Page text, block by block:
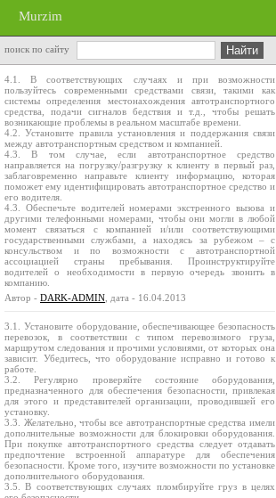
Murzim
поиск по сайту
4.1. В соответствующих случаях и при возможности
пользуйтесь современными средствами связи, такими как
системы определения местонахождения автотранспортного
средства, подачи сигналов бедствия и т.д., чтобы решать
возникающие проблемы в реальном масштабе времени.
4.2. Установите правила установления и поддержания связи
между автотранспортным средством и компанией.
4.3. В том случае, если автотранспортное средство
направляется на погрузку/разгрузку к клиенту в первый раз,
заблаговременно направьте клиенту информацию, которая
поможет ему идентифицировать автотранспортное средство и
его водителя.
4.3. Обеспечьте водителей номерами экстренного вызова и
другими телефонными номерами, чтобы они могли в любой
момент связаться с компанией и/или соответствующими
государственными службами, а находясь за рубежом – с
консульством и по возможности с автотранспортной
ассоциацией страны пребывания. Проинструктируйте
водителей о необходимости в первую очередь звонить в
компанию.
Автор - DARK-ADMIN , дата - 16.04.2013
3.1. Установите оборудование, обеспечивающее безопасность
перевозок, в соответствии с типом перевозимого груза,
маршрутом следования и прочими условиями, от которых она
зависит. Убедитесь, что оборудование исправно и готово к
работе.
3.2. Регулярно проверяйте состояние оборудования,
предназначенного для обеспечения безопасности, привлекая
для этого и представителей организации, проводившей его
установку.
3.3. Желательно, чтобы все автотранспортные средства имели
дополнительные возможности для блокировки оборудования.
При покупке автотранспортного средства следует отдавать
предпочтение встроенной аппаратуре для обеспечения
безопасности. Кроме того, изучите возможности по установке
дополнительного оборудования.
3.5. В соответствующих случаях пломбируйте груз в целях